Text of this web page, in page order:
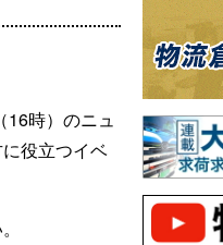
16時）のニュ
役立つイベ